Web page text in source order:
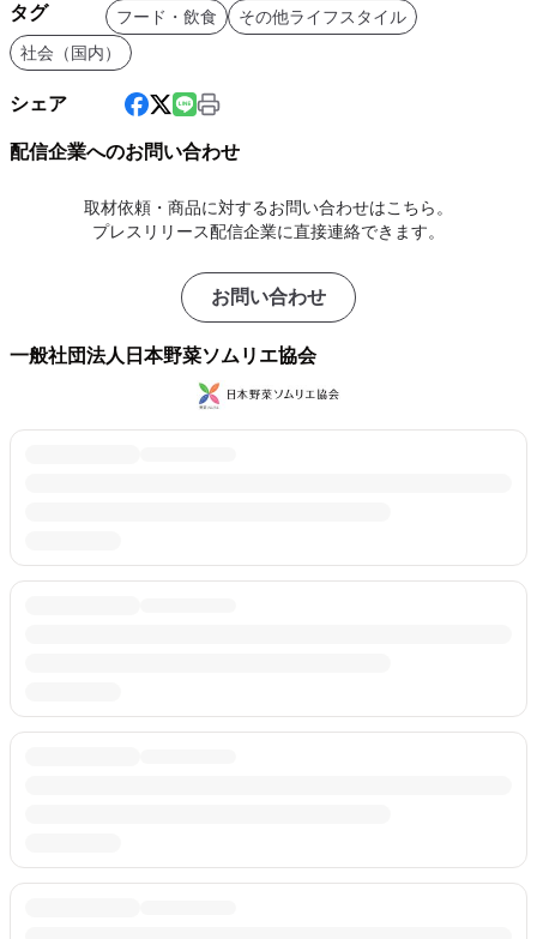
タグ フード・飲食
その他ライフスタイル
社会（国内）
シェア
配信企業へのお問い合わせ
取材依頼・商品に対するお問い合わせはこちら。
プレスリリース配信企業に直接連絡できます。
お問い合わせ
一般社団法人日本野菜ソムリエ協会